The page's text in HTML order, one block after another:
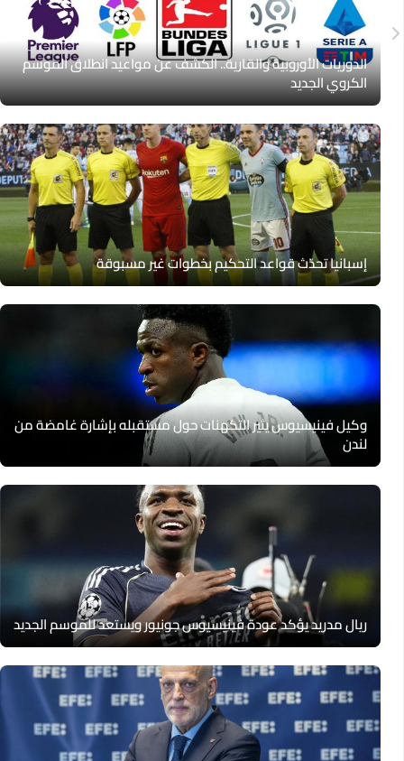
الدوريات الأوروبية والقارية.. الكشف عن مواعيد انطلاق الموسم
الكروي الجديد
إسبانيا تحدّث قواعد التحكيم بخطوات غير مسبوقة
وكيل فينيسيوس يثير التكهنات حول مستقبله بإشارة غامضة من
لندن
ريال مدريد يؤكد عودة فينيسيوس جونيور ويستعد للموسم الجديد